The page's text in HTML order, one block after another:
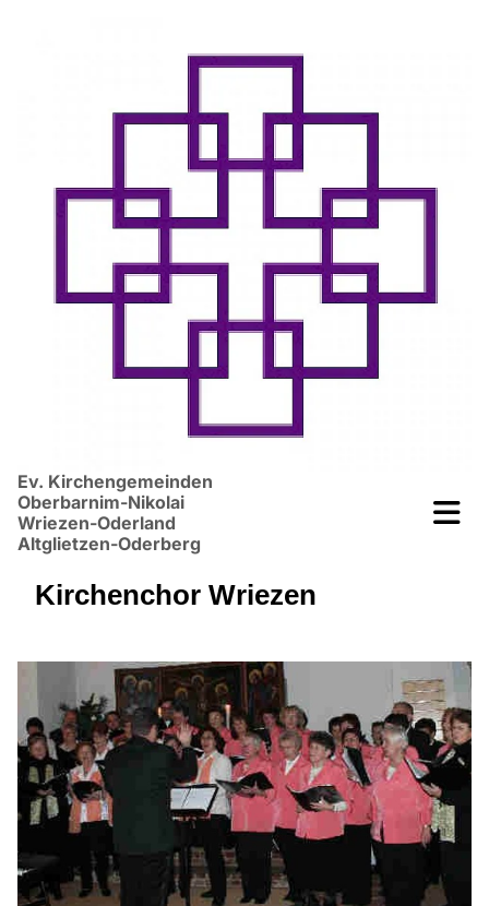
Ev. Kirchengemeinden
Oberbarnim-Nikolai
Wriezen-Oderland
Altglietzen-Oderberg
Kirchenchor Wriezen